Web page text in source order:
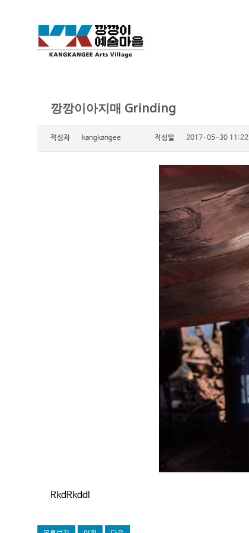
깡깡이아지매 Grinding
작성자 kangkangee 작성일 2017-05-30 11:22
RkdRkddl